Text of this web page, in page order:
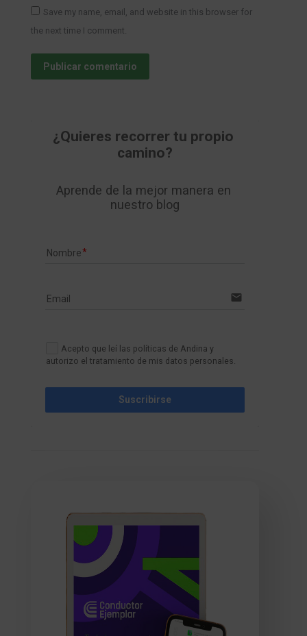
Save my name, email, and website in this browser for
the next time I comment.
Publicar comentario
¿Quieres recorrer tu propio
camino?
Aprende de la mejor manera en
nuestro blog
Nombre
Email email
Acepto que leí las políticas de Andina y
autorizo el tratamiento de mis datos personales.
Suscribirse